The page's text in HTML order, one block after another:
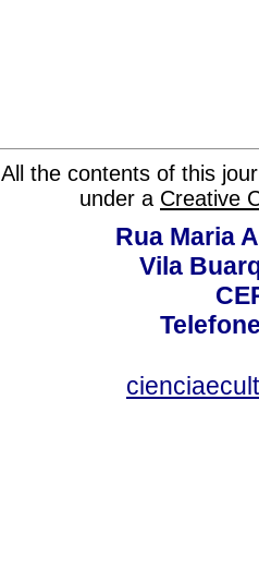
All the contents of this
under a Creative
Rua Maria
Vila